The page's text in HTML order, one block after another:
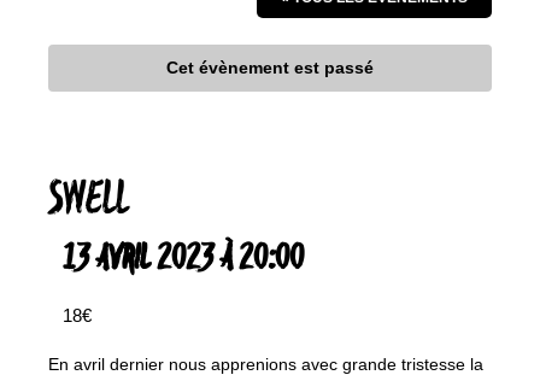
Cet évènement est passé
SWELL
13 AVRIL 2023 À 20:00
18€
En avril dernier nous apprenions avec grande tristesse la